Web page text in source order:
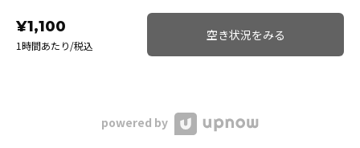
¥1,100
1時間あたり/税込
空き状況をみる
powered by